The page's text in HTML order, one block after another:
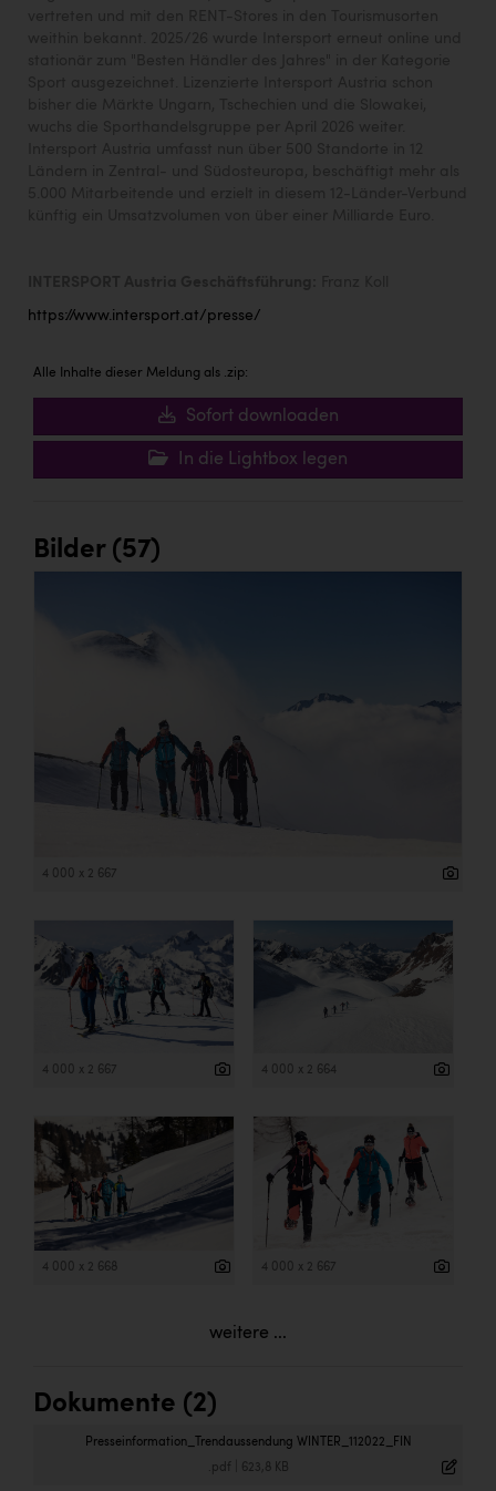
https://www.intersport.at/presse/
Alle Inhalte dieser Meldung als .zip:
Sofort downloaden
In die Lightbox legen
Bilder (57)
4 000 x 2 667
4 000 x 2 667 4 000 x 2 664
4 000 x 2 668 4 000 x 2 667
weitere ...
Dokumente (2)
Presseinformation_Trendaussendung WINTER_112022_FIN
.pdf 623,8 KB